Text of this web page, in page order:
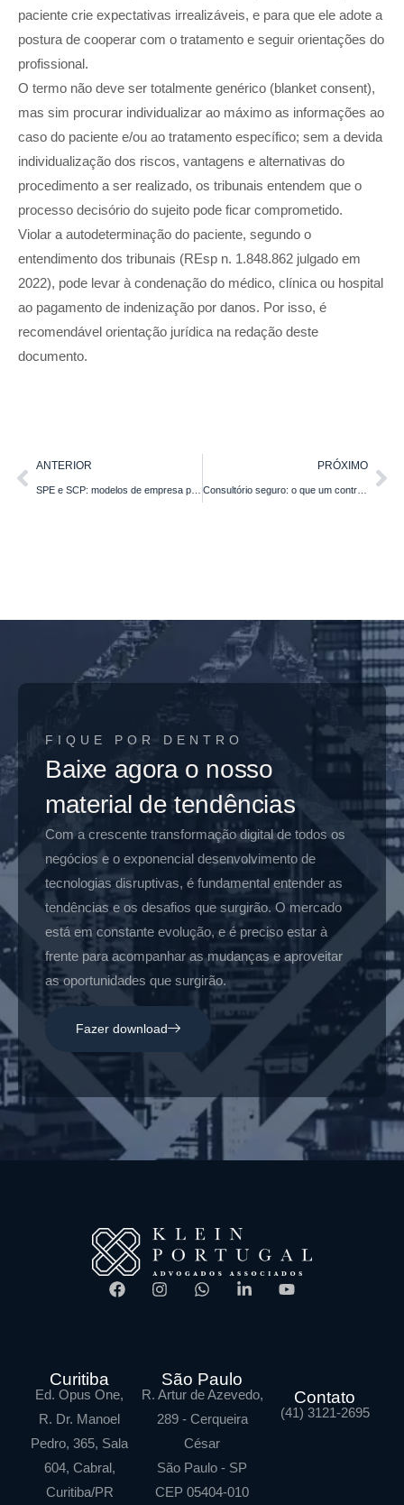
paciente crie expectativas irrealizáveis, e para que ele adote a
postura de cooperar com o tratamento e seguir orientações do
profissional.
O termo não deve ser totalmente genérico (blanket consent),
mas sim procurar individualizar ao máximo as informações ao
caso do paciente e/ou ao tratamento específico; sem a devida
individualização dos riscos, vantagens e alternativas do
procedimento a ser realizado, os tribunais entendem que o
processo decisório do sujeito pode ficar comprometido.
Violar a autodeterminação do paciente, segundo o
entendimento dos tribunais (REsp n. 1.848.862 julgado em
2022), pode levar à condenação do médico, clínica ou hospital
ao pagamento de indenização por danos. Por isso, é
recomendável orientação jurídica na redação deste
documento.
ANTERIOR PRÓXIMO
Consultório seguro: o que um contrato de serviços médicos ou odontológicos deve conter
FIQUE POR DENTRO
Baixe agora o nosso
material de tendências
Com a crescente transformação digital de todos os
negócios e o exponencial desenvolvimento de
tecnologias disruptivas, é fundamental entender as
tendências e os desafios que surgirão. O mercado
está em constante evolução, e é preciso estar à
frente para acompanhar as mudanças e aproveitar
as oportunidades que surgirão.
Fazer download
Curitiba
Ed. Opus One,
R. Dr. Manoel
Pedro, 365, Sala
604, Cabral,
Curitiba/PR
São Paulo
R. Artur de Azevedo,
289 - Cerqueira
César
São Paulo - SP
CEP 05404-010
Contato
(41) 3121-2695